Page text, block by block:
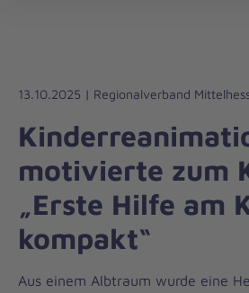
13.10.2025 | Regionalverband
motivierte zum
„Erste Hilfe am
kompakt“
Aus einem Albtraum wurde eine